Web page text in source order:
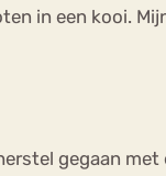
in een kooi.
gegaan